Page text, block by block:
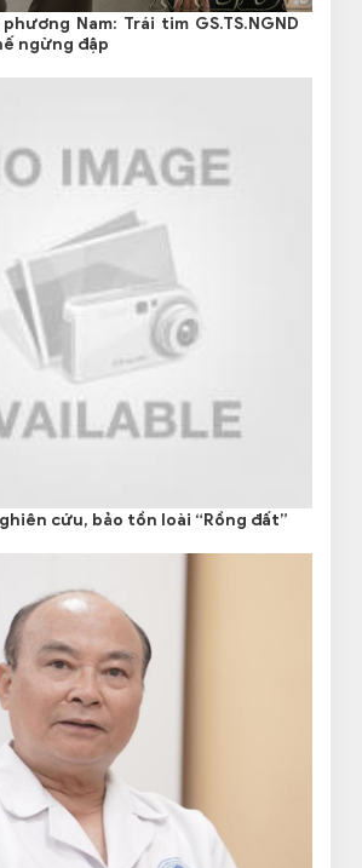
Nam: Trái tim GS.TS.NGND
ngừng đập
cứu, bảo tồn loài “Rồng đất”